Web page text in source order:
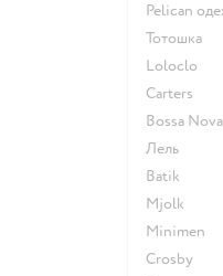
Pelican
Тотошка
Loloclo
Сarters
Bossa Nova
Лель
Batik
Mjolk
Minimen
Crosby